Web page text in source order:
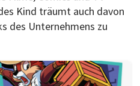
Kind träumt auch davon
des Unternehmens zu